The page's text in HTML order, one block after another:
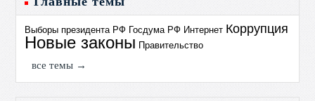
Выборы президента РФ Госдума РФ Интернет Коррупция
Новые законы Правительство
все темы →